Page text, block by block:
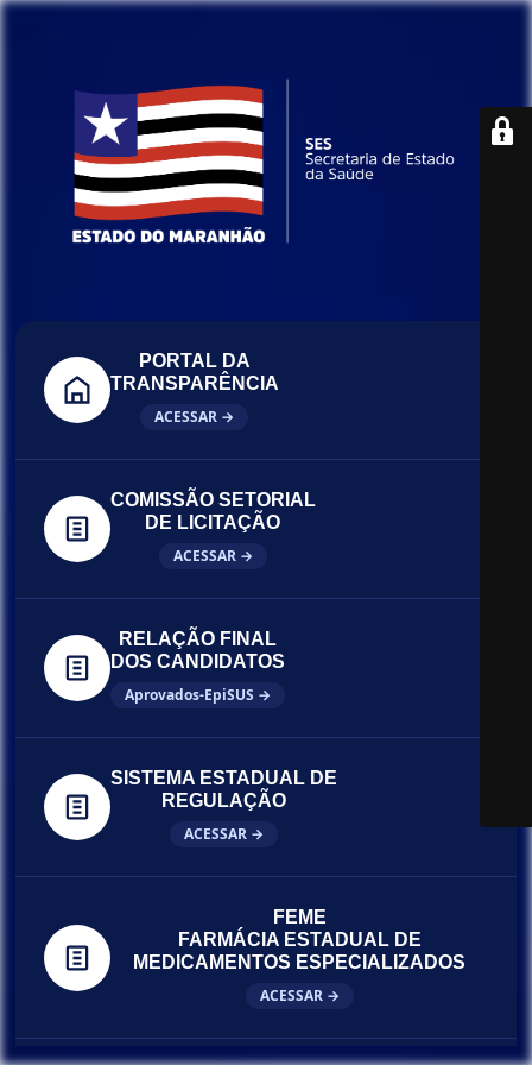
PORTAL DA
TRANSPARÊNCIA
ACESSAR →
COMISSÃO SETORIAL
DE LICITAÇÃO
ACESSAR →
RELAÇÃO FINAL
DOS CANDIDATOS
Aprovados-EpiSUS →
SISTEMA ESTADUAL DE
REGULAÇÃO
ACESSAR →
FEME
FARMÁCIA ESTADUAL DE
MEDICAMENTOS ESPECIALIZADOS
ACESSAR →